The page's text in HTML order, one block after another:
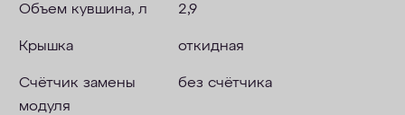
Объем кувшина, л 2,9
Крышка откидная
Счётчик замены
модуля
без счётчика